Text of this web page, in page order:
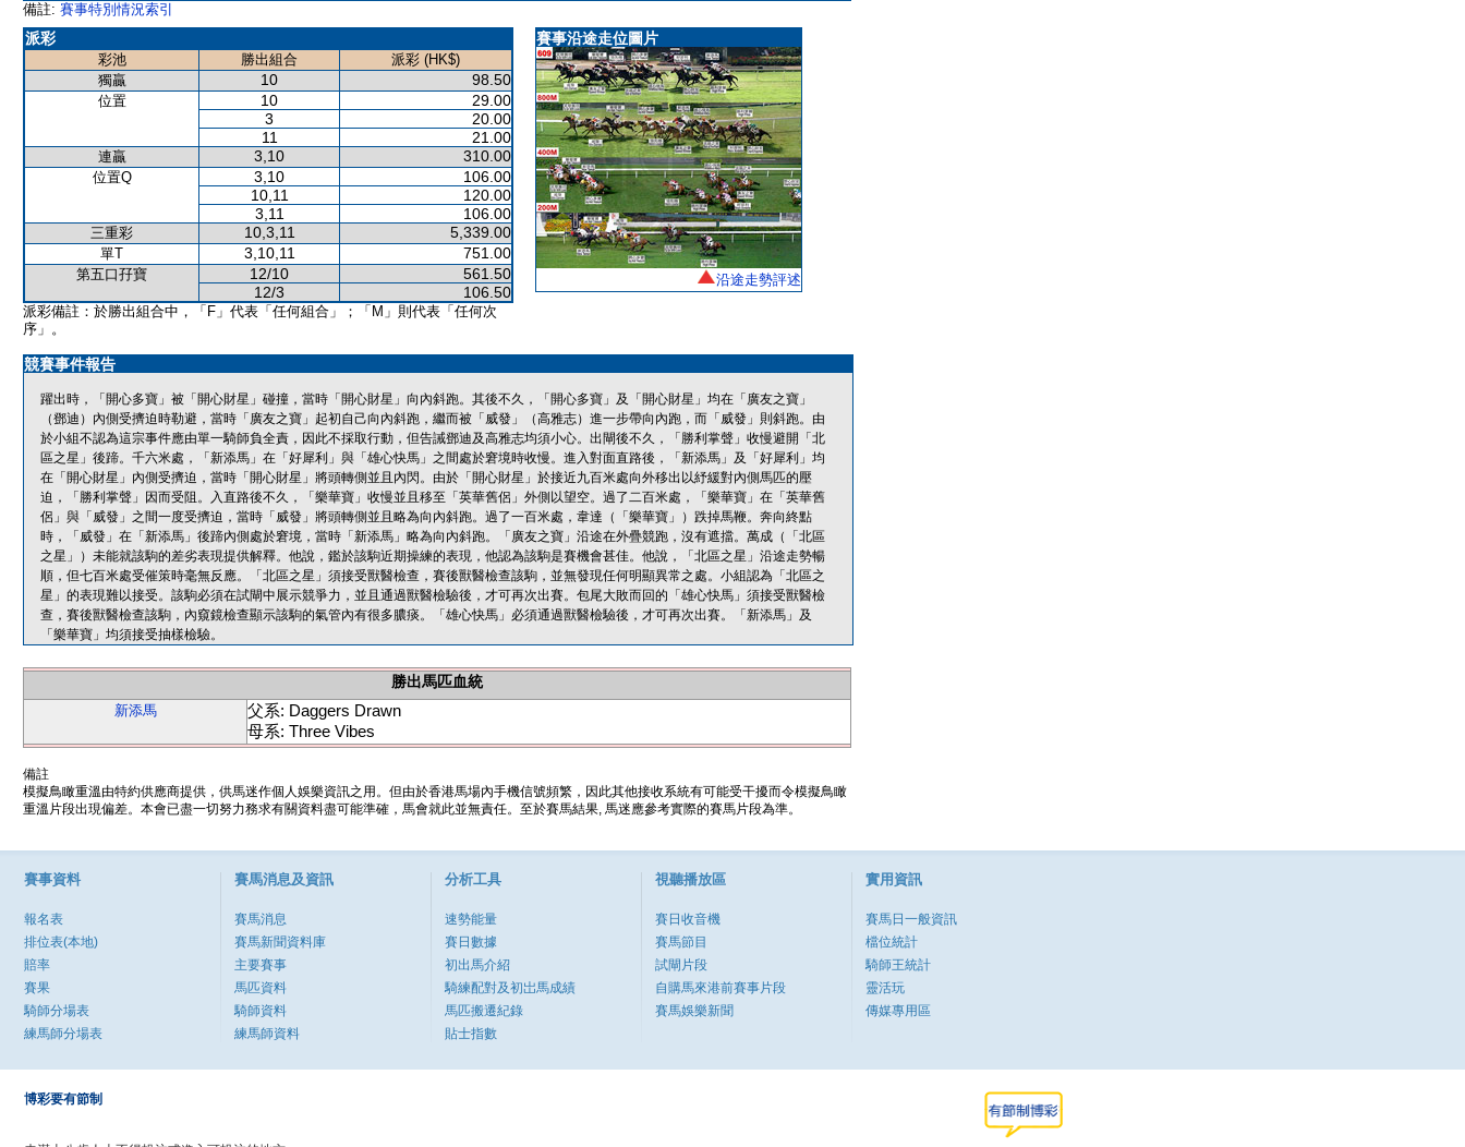
備註: 賽事特別情況索引
派彩
彩池 勝出組合
派彩 (HK$)
獨贏
10 98.50
位置 10
29.00
3
20.00
11
21.00
連贏 3,10 310.00
位置Q 3,10
106.00
10,11
120.00
3,11
106.00
三重彩 10,3,11 5,339.00
單T 3,10,11 751.00
第五口孖寶 12/10
561.50
12/3
106.50
派彩備註：於勝出組合中，「F」代表「任何組合」；「M」則代表「任何次
序」。
賽事沿途走位圖片
沿途走勢評述
競賽事件報告
躍出時，「開心多寶」被「開心財星」碰撞，當時「開心財星」向內斜跑。其後不久，「開心多寶」及「開心財星」均在「廣友之寶」
（鄧迪）內側受擠迫時勒避，當時「廣友之寶」起初自己向內斜跑，繼而被「威發」（高雅志）進一步帶向內跑，而「威發」則斜跑。由
於小組不認為這宗事件應由單一騎師負全責，因此不採取行動，但告誡鄧迪及高雅志均須小心。出閘後不久，「勝利掌聲」收慢避開「北
區之星」後蹄。千六米處，「新添馬」在「好犀利」與「雄心快馬」之間處於窘境時收慢。進入對面直路後，「新添馬」及「好犀利」均
在「開心財星」內側受擠迫，當時「開心財星」將頭轉側並且內閃。由於「開心財星」於接近九百米處向外移出以紓緩對內側馬匹的壓
迫，「勝利掌聲」因而受阻。入直路後不久，「樂華寶」收慢並且移至「英華舊侶」外側以望空。過了二百米處，「樂華寶」在「英華舊
侶」與「威發」之間一度受擠迫，當時「威發」將頭轉側並且略為向內斜跑。過了一百米處，韋達（「樂華寶」）跌掉馬鞭。奔向終點
時，「威發」在「新添馬」後蹄內側處於窘境，當時「新添馬」略為向內斜跑。「廣友之寶」沿途在外疊競跑，沒有遮擋。萬成（「北區
之星」）未能就該駒的差劣表現提供解釋。他說，鑑於該駒近期操練的表現，他認為該駒是賽機會甚佳。他說，「北區之星」沿途走勢暢
順，但七百米處受催策時毫無反應。「北區之星」須接受獸醫檢查，賽後獸醫檢查該駒，並無發現任何明顯異常之處。小組認為「北區之
星」的表現難以接受。該駒必須在試閘中展示競爭力，並且通過獸醫檢驗後，才可再次出賽。包尾大敗而回的「雄心快馬」須接受獸醫檢
查，賽後獸醫檢查該駒，內窺鏡檢查顯示該駒的氣管內有很多膿痰。「雄心快馬」必須通過獸醫檢驗後，才可再次出賽。「新添馬」及
「樂華寶」均須接受抽樣檢驗。
勝出馬匹血統
新添馬
父系: Daggers Drawn
母系: Three Vibes
備註
模擬鳥瞰重溫由特約供應商提供，供馬迷作個人娛樂資訊之用。但由於香港馬場內手機信號頻繁，因此其他接收系統有可能受干擾而令模擬鳥瞰
重溫片段出現偏差。本會已盡一切努力務求有關資料盡可能準確，馬會就此並無責任。至於賽馬結果, 馬迷應參考實際的賽馬片段為準。
賽事資料
報名表
排位表(本地)
賠率
賽果
騎師分場表
練馬師分場表
賽馬消息及資訊
賽馬消息
賽馬新聞資料庫
主要賽事
馬匹資料
騎師資料
練馬師資料
分析工具
速勢能量
賽日數據
初出馬介紹
騎練配對及初岀馬成績
馬匹搬遷紀錄
貼士指數
視聽播放區
賽日收音機
賽馬節目
試閘片段
自購馬來港前賽事片段
賽馬娛樂新聞
實用資訊
賽馬日一般資訊
檔位統計
騎師王統計
靈活玩
傳媒專用區
博彩要有節制